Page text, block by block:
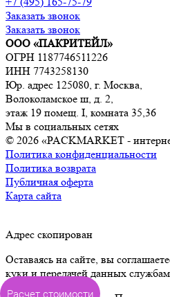
Заказать звонок
Заказать звонок
ООО «ПАКРИТЕЙЛ»
ОГРН 1187746511226
ИНН 7743258130
Юр. адрес 125080, г. Москва,
Волоколамское ш, д. 2,
этаж 19 помещ. I, комната 35,36
Мы в социальных сетях
© 2026 «PACKMARKET -
Политика конфиденциальности
Политика возврата
Публичная оферта
Карта сайта
Адрес скопирован
Оставаясь на сайте, вы
куки и передачей данных
Расчет стоимости